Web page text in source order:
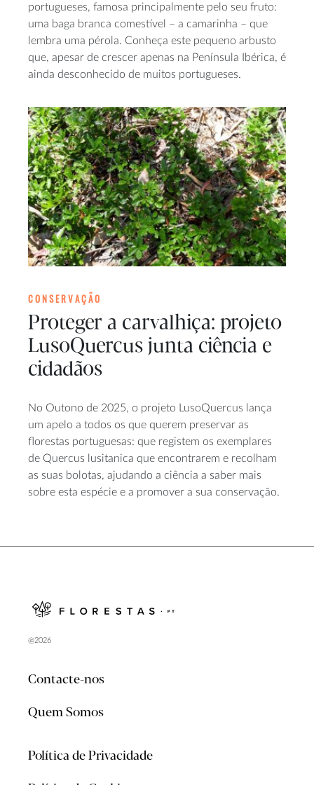
portugueses, famosa principalmente pelo seu fruto:
uma baga branca comestível – a camarinha – que
lembra uma pérola. Conheça este pequeno arbusto
que, apesar de crescer apenas na Península Ibérica, é
ainda desconhecido de muitos portugueses.
CONSERVAÇÃO
Proteger a carvalhiça: projeto
LusoQuercus junta ciência e
cidadãos
No Outono de 2025, o projeto LusoQuercus lança
um apelo a todos os que querem preservar as
florestas portuguesas: que registem os exemplares
de Quercus lusitanica que encontrarem e recolham
as suas bolotas, ajudando a ciência a saber mais
sobre esta espécie e a promover a sua conservação.
@2026
Contacte-nos
Quem Somos
Política de Privacidade